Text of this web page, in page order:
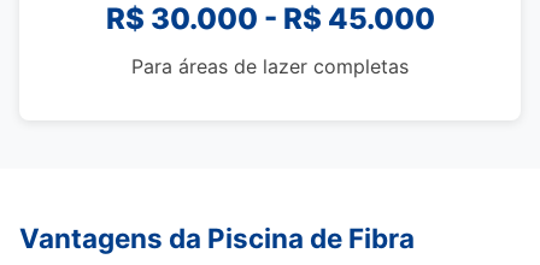
R$ 30.000 - R$ 45.000
Para áreas de lazer completas
Vantagens da Piscina de Fibra